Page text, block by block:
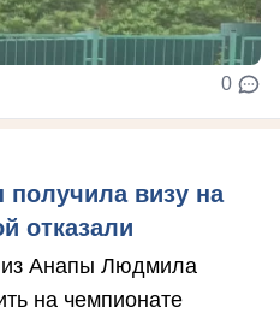
0
получила визу на
отказали
из Анапы Людмила
на чемпионате